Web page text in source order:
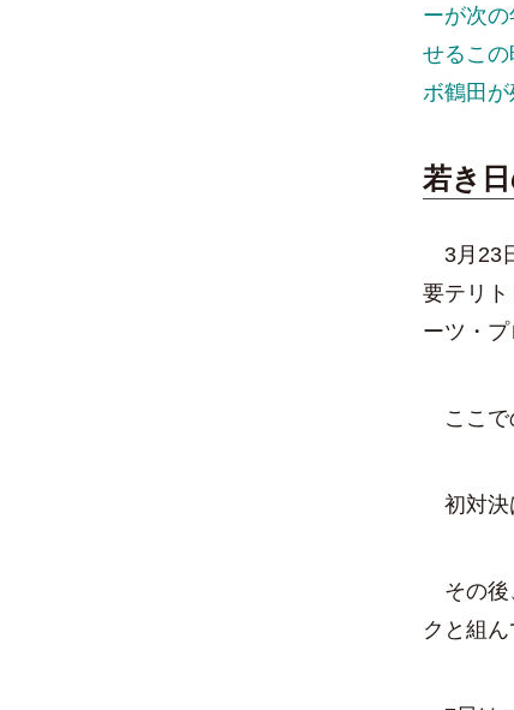
ーが次
せるこ
ボ鶴田が
若き
3月23
要テリ
ーツ・
ここで
初対決
その後
クと組